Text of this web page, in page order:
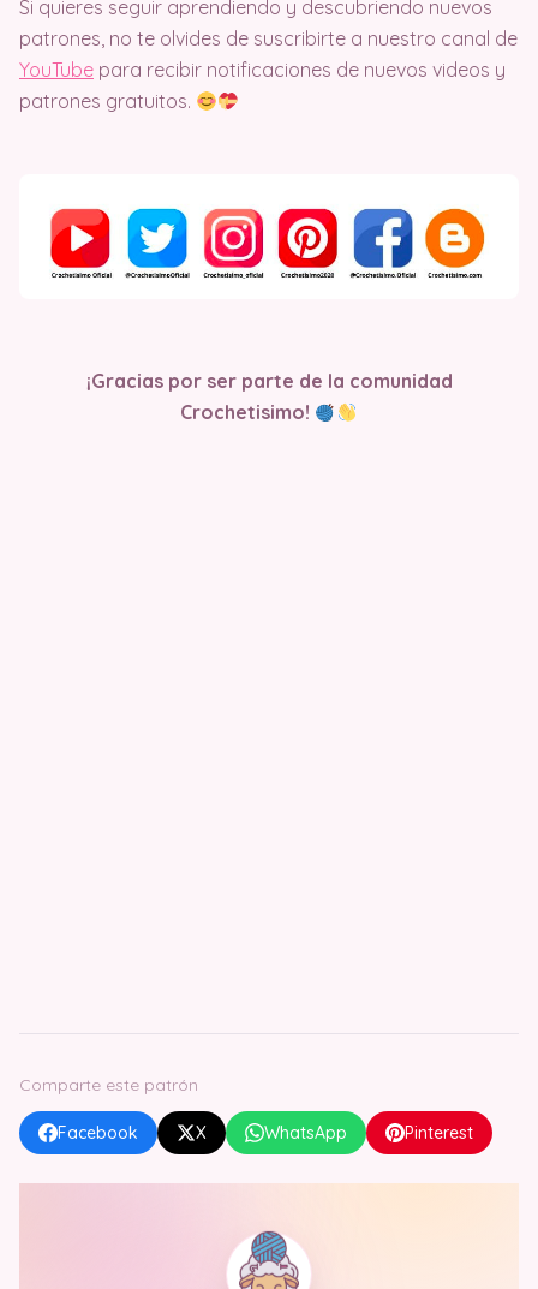
Si quieres seguir aprendiendo y descubriendo nuevos
patrones, no te olvides de suscribirte a nuestro canal de
YouTube para recibir notificaciones de nuevos videos y
patrones gratuitos.
¡Gracias por ser parte de la comunidad
Crochetisimo!
Comparte este patrón
Facebook X WhatsApp Pinterest